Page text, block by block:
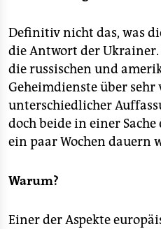
Definitiv nicht das, was
die Antwort der
die russischen und
Geheimdienste über sehr
unterschiedlicher
doch beide in einer
ein paar Wochen dauern
Warum?
Einer der Aspekte